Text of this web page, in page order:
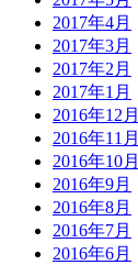
2017年4月
2017年3月
2017年2月
2017年1月
2016年12月
2016年11月
2016年10月
2016年9月
2016年8月
2016年7月
2016年6月